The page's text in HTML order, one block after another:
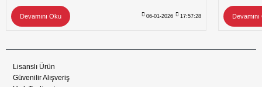
Devamını Oku 06-01-2026 17:57:28
Lisanslı Ürün
Güvenilir Alışveriş